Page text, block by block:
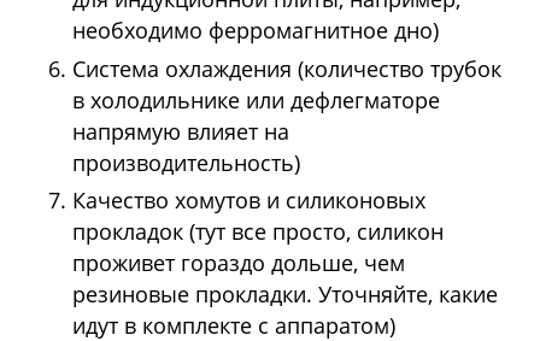
необходимо ферромагнитное дно)
Система охлаждения (количество трубок
в холодильнике или дефлегматоре
напрямую влияет на
производительность)
Качество хомутов и силиконовых
прокладок (тут все просто, силикон
проживет гораздо дольше, чем
резиновые прокладки. Уточняйте, какие
идут в комплекте с аппаратом)